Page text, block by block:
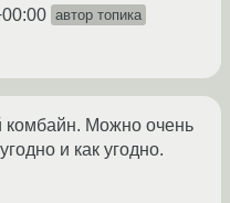
автор топика
комбайн. Можно очень
и как угодно.